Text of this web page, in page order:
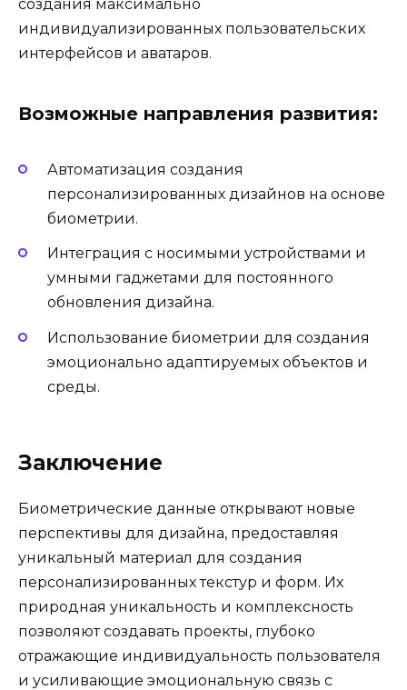
создания максимально
индивидуализированных пользовательских
интерфейсов и аватаров.
Возможные направления развития:
Автоматизация создания
персонализированных дизайнов на основе
биометрии.
Интеграция с носимыми устройствами и
умными гаджетами для постоянного
обновления дизайна.
Использование биометрии для создания
эмоционально адаптируемых объектов и
среды.
Заключение
Биометрические данные открывают новые
перспективы для дизайна, предоставляя
уникальный материал для создания
персонализированных текстур и форм. Их
природная уникальность и комплексность
позволяют создавать проекты, глубоко
отражающие индивидуальность пользователя
и усиливающие эмоциональную связь с